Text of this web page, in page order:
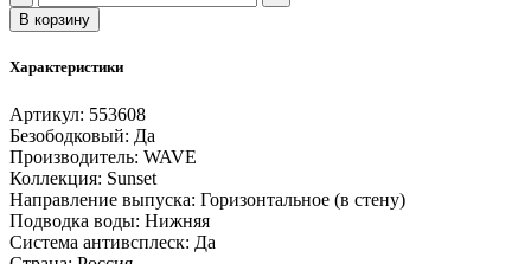
товара
Унитаз
безободковый,
SUNSET
Tornado(3.0),
сид.
дюропласт,
м/
л,
быстр,
В корзину
Характеристики
Артикул: 553608
Безободковый: Да
Производитель: WAVE
Коллекция: Sunset
Направление выпуска: Горизонтальное (в стену)
Подводка воды: Нижняя
Система антивсплеск: Да